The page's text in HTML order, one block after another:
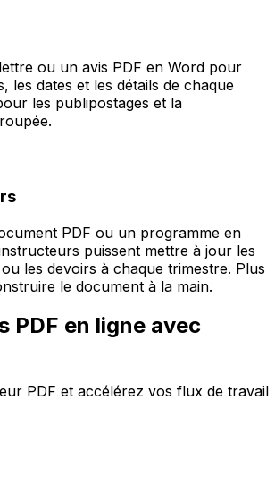
ou un avis PDF en Word pour
les dates et les détails de chaque
les publipostages et la
PDF ou un programme en
puissent mettre à jour les
les devoirs à chaque trimestre. Plus
le document à la main.
PDF en ligne avec
PDF et accélérez vos flux de travail